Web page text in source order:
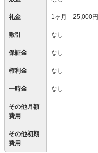
礼金 1ヶ月 25,000円
敷引 なし
保証金 なし
権利金 なし
一時金 なし
その他月額
費用
その他初期
費用